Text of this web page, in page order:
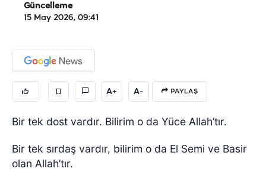
Güncelleme
15 May 2026, 09:41
A+ A- PAYLAŞ
Bir tek dost vardır. Bilirim o da Yüce Allah’tır.
Bir tek sırdaş vardır, bilirim o da El Semi ve Basir
olan Allah’tır.